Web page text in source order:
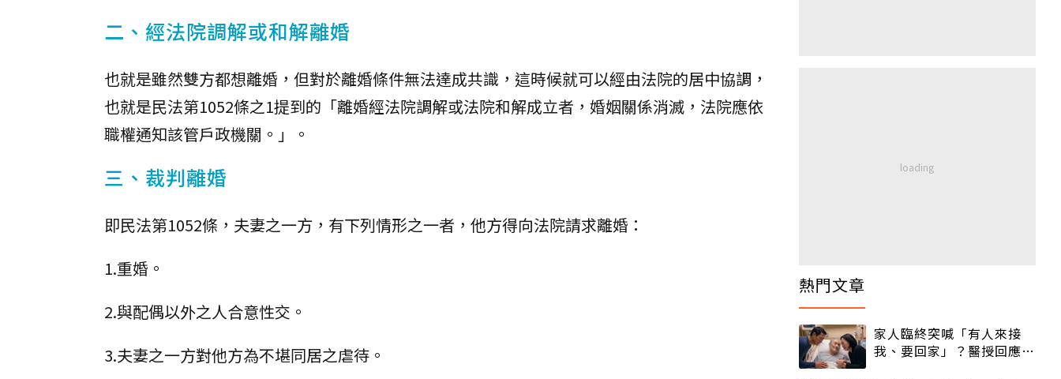
二、經法院調解或和解離婚
也就是雖然雙方都想離婚，但對於離婚條件無法達成共識，這時候就可以經由法院的居中協調，
也就是民法第1052條之1提到的「離婚經法院調解或法院和解成立者，婚姻關係消滅，法院應依
職權通知該管戶政機關。」。
三、裁判離婚
即民法第1052條，夫妻之一方，有下列情形之一者，他方得向法院請求離婚：
1.重婚。
2.與配偶以外之人合意性交。
3.夫妻之一方對他方為不堪同居之虐待。
熱門文章
家人臨終突喊「有人來接
我、要回家」？醫授回應方